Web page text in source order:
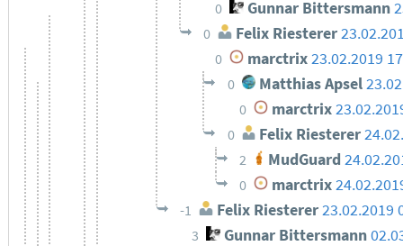
0 Gunnar Bittersmann
0 Felix Riesterer
0 marctrix23.02.2019
0 Matthias Apsel
0 marctrix
0 Felix Riesterer
2 MudGuard
0 marctrix
-1 Felix Riesterer 23.02.2019
3 Gunnar Bittersmann